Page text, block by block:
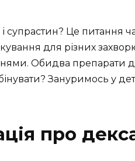
Це питання
для різних
Обидва препарати
Зануримось у
про